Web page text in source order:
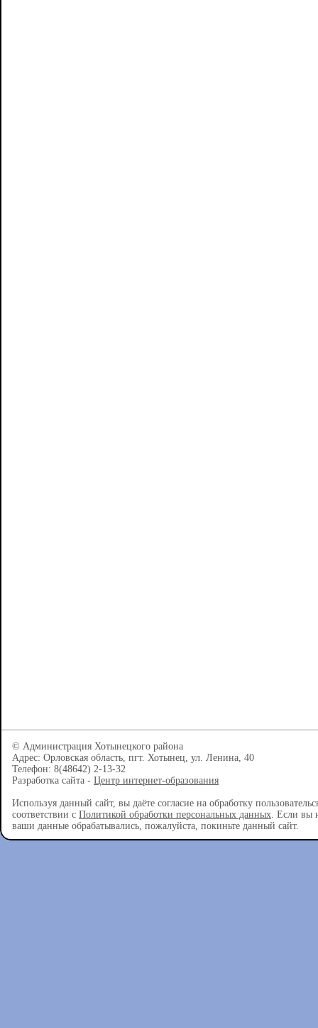
© Администрация Хотынецкого района
Адрес: Орловская область, пгт. Хотынец, ул. Ленина, 40
Телефон: 8(48642) 2-13-32
Разработка сайта - Центр интернет-образования
Используя данный сайт, вы даёте согласие на обработку
соответствии с Политикой обработки персональных данных. Если вы
ваши данные обрабатывались, пожалуйста, покиньте данный сайт.